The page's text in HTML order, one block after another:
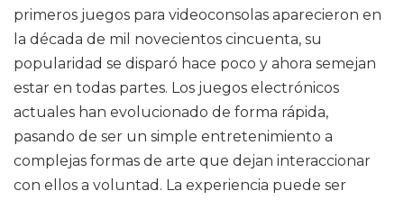
primeros juegos para videoconsolas aparecieron en
la década de mil novecientos cincuenta, su
popularidad se disparó hace poco y ahora semejan
estar en todas partes. Los juegos electrónicos
actuales han evolucionado de forma rápida,
pasando de ser un simple entretenimiento a
complejas formas de arte que dejan interaccionar
con ellos a voluntad. La experiencia puede ser